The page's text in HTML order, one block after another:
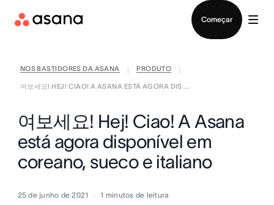
Começar
NOS BASTIDORES DA ASANA PRODUTO
여보세요! HEJ! CIAO! A ASANA ESTÁ AGORA DIS ...
여보세요! Hej! Ciao! A Asana
está agora disponível em
coreano, sueco e italiano
25 de junho de 2021 1 minutos de leitura